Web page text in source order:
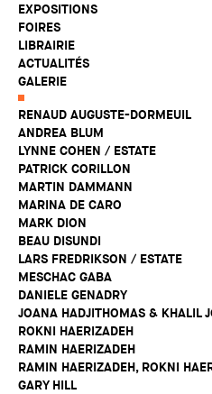
EXPOSITIONS
FOIRES
LIBRAIRIE
ACTUALITÉS
GALERIE
RENAUD AUGUSTE-DORMEUIL
ANDREA BLUM
LYNNE COHEN / ESTATE
PATRICK CORILLON
MARTIN DAMMANN
MARINA DE CARO
MARK DION
BEAU DISUNDI
LARS FREDRIKSON / ESTATE
MESCHAC GABA
DANIELE GENADRY
JOANA HADJITHOMAS & KHALIL
ROKNI HAERIZADEH
RAMIN HAERIZADEH
RAMIN HAERIZADEH, ROKNI
GARY HILL